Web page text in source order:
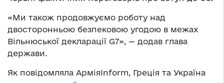
«Ми також продовжуємо роботу над
двосторонньою безпековою угодою в межах
Вільнюської декларації G7», — додав глава
держави.
Як повідомляла АрміяInform, Греція та Україна